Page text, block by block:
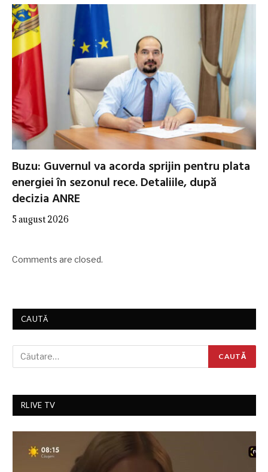
Buzu: Guvernul va acorda sprijin pentru plata
energiei în sezonul rece. Detaliile, după
decizia ANRE
5 august 2026
Comments are closed.
CAUTĂ
RLIVE TV